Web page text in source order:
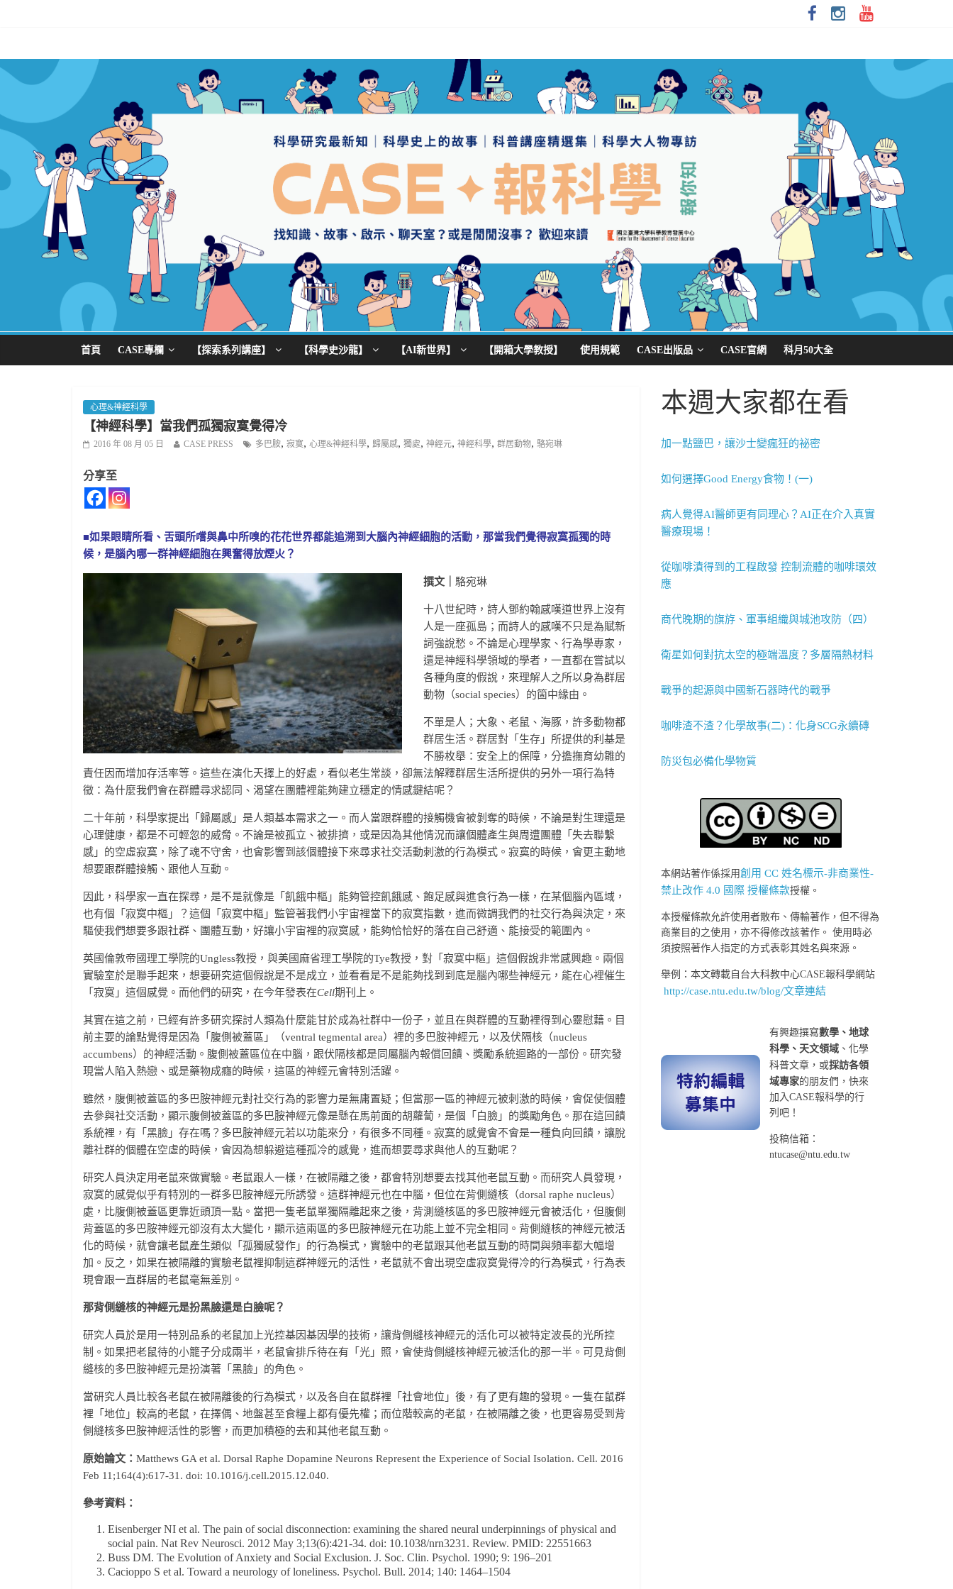
首頁 CASE專欄 【探索系列講座】 【科學史沙龍】 【AI新世界】 【開箱大學教授】 使用規範 CASE出版品 CASE官網 科月50大全
心理&神經科學
【神經科學】當我們孤獨寂寞覺得冷
2016 年 08 月 05 日 CASE PRESS 多巴胺, 寂寞, 心理&神經科學, 歸屬感, 獨處, 神經元, 神經科學, 群居動物, 駱宛琳
分享至
■如果眼睛所看、舌頭所嚐與鼻中所嗅的花花世界都能追溯到大腦內神經細胞的活動，那當我們覺得寂寞孤獨的時
候，是腦內哪一群神經細胞在興奮得放煙火？
撰文｜ 駱宛琳
十八世紀時，詩人鄧約翰感嘆道世界上沒有
人是一座孤島；而詩人的感嘆不只是為賦新
詞強說愁。不論是心理學家、行為學專家，
還是神經科學領域的學者，一直都在嘗試以
各種角度的假說，來理解人之所以身為群居
動物（social species）的箇中緣由。
不單是人；大象、老鼠、海豚，許多動物都
群居生活。群居對「生存」所提供的利基是
不勝枚舉：安全上的保障，分擔撫育幼雛的
責任因而增加存活率等。這些在演化天擇上的好處，看似老生常談，卻無法解釋群居生活所提供的另外一項行為特
徵：為什麼我們會在群體尋求認同、渴望在團體裡能夠建立穩定的情感鍵結呢？
二十年前，科學家提出「歸屬感」是人類基本需求之一。而人當跟群體的接觸機會被剝奪的時候，不論是對生理還是
心理健康，都是不可輕忽的威脅。不論是被孤立、被排擠，或是因為其他情況而讓個體產生與周遭團體「失去聯繫
感」的空虛寂寞，除了魂不守舍，也會影響到該個體接下來尋求社交活動刺激的行為模式。寂寞的時候，會更主動地
想要跟群體接觸、跟他人互動。
因此，科學家一直在探尋，是不是就像是「飢餓中樞」能夠管控飢餓感、飽足感與進食行為一樣，在某個腦內區域，
也有個「寂寞中樞」？這個「寂寞中樞」監管著我們小宇宙裡當下的寂寞指數，進而微調我們的社交行為與決定，來
驅使我們想要多跟社群、團體互動，好讓小宇宙裡的寂寞感，能夠恰恰好的落在自己舒適、能接受的範圍內。
英國倫敦帝國理工學院的Ungless教授，與美國麻省理工學院的Tye教授，對「寂寞中樞」這個假說非常感興趣。兩個
實驗室於是聯手起來，想要研究這個假說是不是成立，並看看是不是能夠找到到底是腦內哪些神經元，能在心裡催生
「寂寞」這個感覺。而他們的研究，在今年發表在Cell期刊上。
其實在這之前，已經有許多研究探討人類為什麼能甘於成為社群中一份子，並且在與群體的互動裡得到心靈慰藉。目
前主要的論點覺得是因為「腹側被蓋區」（ventral tegmental area）裡的多巴胺神經元，以及伏隔核（nucleus
accumbens）的神經活動。腹側被蓋區位在中腦，跟伏隔核都是同屬腦內報償回饋、獎勵系統迴路的一部份。研究發
現當人陷入熱戀、或是藥物成癮的時候，這區的神經元會特別活躍。
雖然，腹側被蓋區的多巴胺神經元對社交行為的影響力是無庸置疑；但當那一區的神經元被刺激的時候，會促使個體
去參與社交活動，顯示腹側被蓋區的多巴胺神經元像是懸在馬前面的胡蘿蔔，是個「白臉」的獎勵角色。那在這回饋
系統裡，有「黑臉」存在嗎？多巴胺神經元若以功能來分，有很多不同種。寂寞的感覺會不會是一種負向回饋，讓脫
離社群的個體在空虛的時候，會因為想躲避這種孤冷的感覺，進而想要尋求與他人的互動呢？
研究人員決定用老鼠來做實驗。老鼠跟人一樣，在被隔離之後，都會特別想要去找其他老鼠互動。而研究人員發現，
寂寞的感覺似乎有特別的一群多巴胺神經元所誘發。這群神經元也在中腦，但位在背側縫核（dorsal raphe nucleus）
處，比腹側被蓋區更靠近頭頂一點。當把一隻老鼠單獨隔離起來之後，背測縫核區的多巴胺神經元會被活化，但腹側
背蓋區的多巴胺神經元卻沒有太大變化，顯示這兩區的多巴胺神經元在功能上並不完全相同。背側縫核的神經元被活
化的時候，就會讓老鼠產生類似「孤獨感發作」的行為模式，實驗中的老鼠跟其他老鼠互動的時間與頻率都大幅增
加。反之，如果在被隔離的實驗老鼠裡抑制這群神經元的活性，老鼠就不會出現空虛寂寞覺得冷的行為模式，行為表
現會跟一直群居的老鼠毫無差別。
那背側縫核的神經元是扮黑臉還是白臉呢？
研究人員於是用一特別品系的老鼠加上光控基因基因學的技術，讓背側縫核神經元的活化可以被特定波長的光所控
制。如果把老鼠待的小籠子分成兩半，老鼠會排斥待在有「光」照，會使背側縫核神經元被活化的那一半。可見背側
縫核的多巴胺神經元是扮演著「黑臉」的角色。
當研究人員比較各老鼠在被隔離後的行為模式，以及各自在鼠群裡「社會地位」後，有了更有趣的發現。一隻在鼠群
裡「地位」較高的老鼠，在擇偶、地盤甚至食糧上都有優先權；而位階較高的老鼠，在被隔離之後，也更容易受到背
側縫核多巴胺神經活性的影響，而更加積極的去和其他老鼠互動。
原始論文： Matthews GA et al. Dorsal Raphe Dopamine Neurons Represent the Experience of Social Isolation. Cell. 2016
Feb 11;164(4):617-31. doi: 10.1016/j.cell.2015.12.040.
參考資料：
Eisenberger NI et al. The pain of social disconnection: examining the shared neural underpinnings of physical and
social pain. Nat Rev Neurosci. 2012 May 3;13(6):421-34. doi: 10.1038/nrn3231. Review. PMID: 22551663
Buss DM. The Evolution of Anxiety and Social Exclusion. J. Soc. Clin. Psychol. 1990; 9: 196–201
Cacioppo S et al. Toward a neurology of loneliness. Psychol. Bull. 2014; 140: 1464–1504
本週大家都在看
加一點鹽巴，讓沙士變瘋狂的祕密
如何選擇Good Energy食物！(一)
病人覺得AI醫師更有同理心？AI正在介入真實
醫療現場！
從咖啡漬得到的工程啟發 控制流體的咖啡環效
應
商代晚期的旗斿、軍事組織與城池攻防（四）
衛星如何對抗太空的極端溫度？多層隔熱材料
戰爭的起源與中國新石器時代的戰爭
咖啡渣不渣？化學故事(二)：化身SCG永續磚
防災包必備化學物質
本網站著作係採用創用 CC 姓名標示-非商業性-
禁止改作 4.0 國際 授權條款授權。
本授權條款允許使用者散布、傳輸著作，但不得為
商業目的之使用，亦不得修改該著作。 使用時必
須按照著作人指定的方式表彰其姓名與來源。
舉例：本文轉載自台大科教中心CASE報科學網站
http://case.ntu.edu.tw/blog/文章連結
有興趣撰寫數學、地球
科學、天文領域 、化學
科普文章，或採訪各領
域專家的朋友們，快來
加入CASE報科學的行
列吧！
投稿信箱：
ntucase@ntu.edu.tw